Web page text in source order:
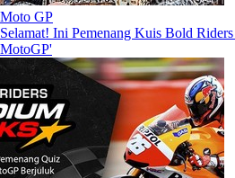
Moto GP
Selamat! Ini Pemenang Kuis Bold
MotoGP'